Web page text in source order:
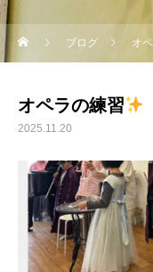
ブログ オ
オペラの練習
2025.11.20